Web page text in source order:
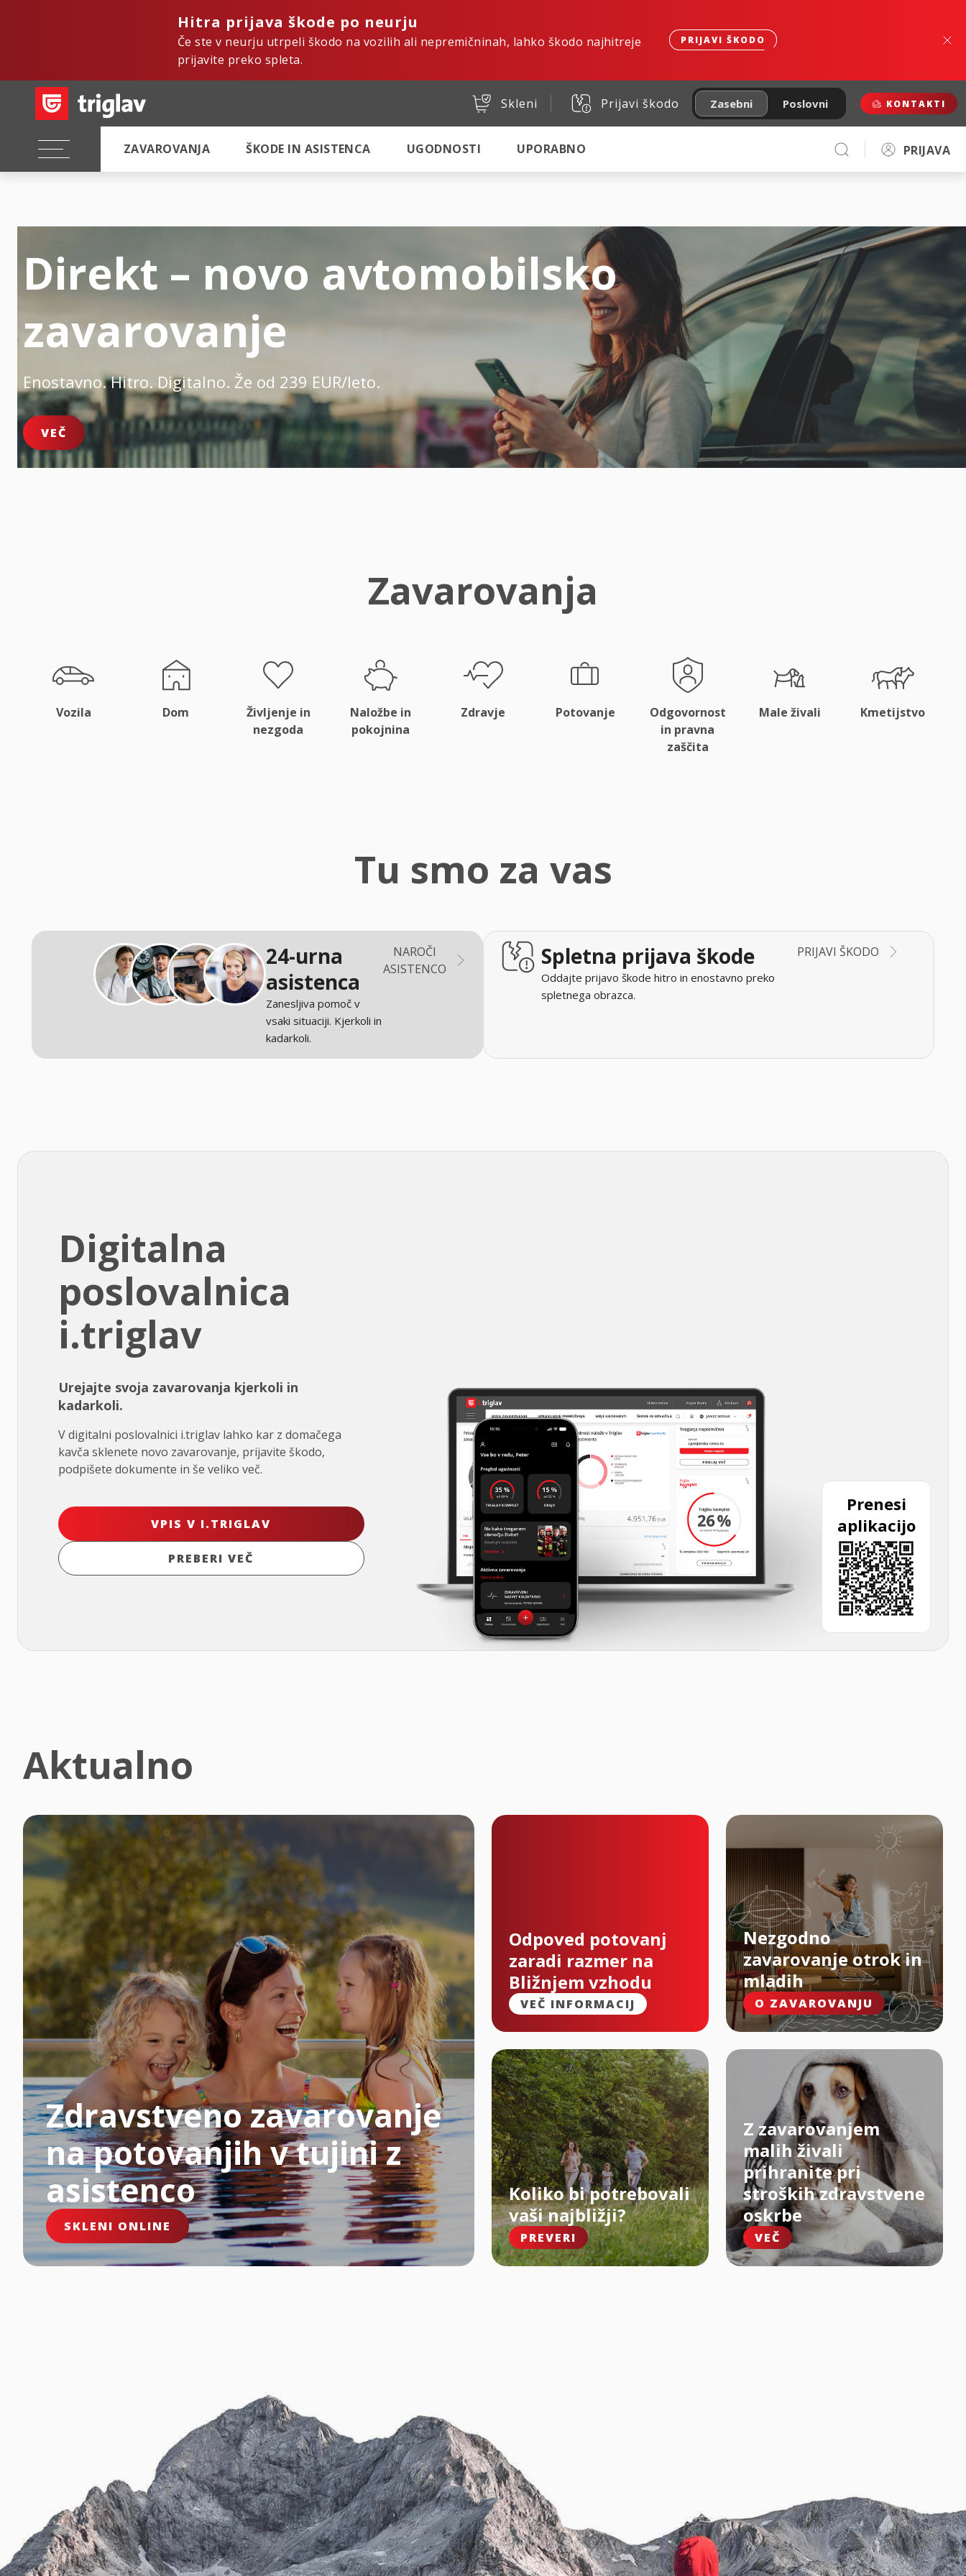
Hitra prijava škode po neurju
Če ste v neurju utrpeli škodo na vozilih ali nepremičninah, lahko škodo najhitreje
prijavite preko spleta.
PRIJAVI ŠKODO
Skleni Prijavi škodo Zasebni Poslovni KONTAKTI
ZAVAROVANJA ŠKODE IN ASISTENCA UGODNOSTI UPORABNO PRIJAVA
Direkt – novo avtomobilsko
zavarovanje
Enostavno. Hitro. Digitalno. Že od 239 EUR/leto.
VEČ
Zavarovanja
Vozila Dom
Življenje in
nezgoda
Naložbe in
pokojnina
Zdravje Potovanje
Odgovornost
in pravna
zaščita
Male živali Kmetijstvo
Tu smo za vas
24-urna
asistenca
Zanesljiva pomoč v
vsaki situaciji. Kjerkoli in
kadarkoli.
NAROČI
ASISTENCO
Spletna prijava škode
Oddajte prijavo škode hitro in enostavno preko
spletnega obrazca.
PRIJAVI ŠKODO
Digitalna
poslovalnica
i.triglav
Urejajte svoja zavarovanja kjerkoli in
kadarkoli.
V digitalni poslovalnici i.triglav lahko kar z domačega
kavča sklenete novo zavarovanje, prijavite škodo,
podpišete dokumente in še veliko več.
VPIS V I.TRIGLAV
PREBERI VEČ
Prenesi
aplikacijo
Aktualno
Zdravstveno zavarovanje
na potovanjih v tujini z
asistenco
SKLENI ONLINE
Odpoved potovanj
zaradi razmer na
Bližnjem vzhodu
VEČ INFORMACIJ
Nezgodno
zavarovanje otrok in
mladih
O ZAVAROVANJU
Koliko bi potrebovali
vaši najbližji?
PREVERI
Z zavarovanjem
malih živali
prihranite pri
stroških zdravstvene
oskrbe
VEČ